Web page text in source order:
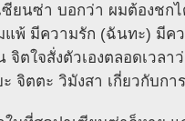
ซียนซ่า บอกว่า ผมต้องชก
แพ้ มีความรัก (ฉันทะ) มีค
จิตใจสั่งตัวเองตลอดเวล
ะ จิตตะ วิมังสา เกี่ยวกับก